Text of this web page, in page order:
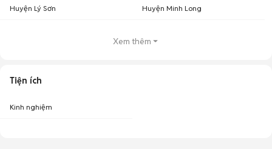
Huyện Lý Sơn Huyện Minh Long
Xem thêm
Tiện ích
Kinh nghiệm